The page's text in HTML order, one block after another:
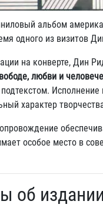
альбом
одного из визитов
на конверте, Дин
любви и
Исполнение
характер
особое место в
об издании